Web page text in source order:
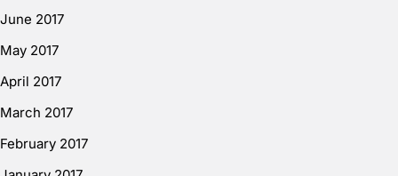
June 2017
May 2017
April 2017
March 2017
February 2017